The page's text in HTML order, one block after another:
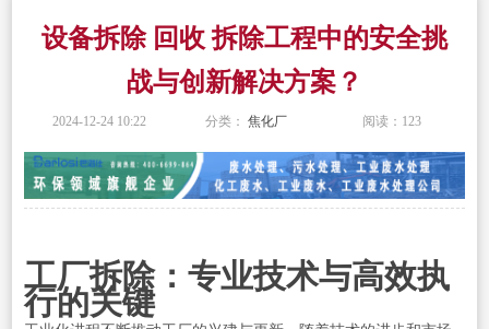
设备拆除 回收 拆除工程中的安全挑
战与创新解决方案？
2024-12-24 10:22 分类：焦化厂 阅读： 123
工厂拆除：专业技术与高效执
行的关键